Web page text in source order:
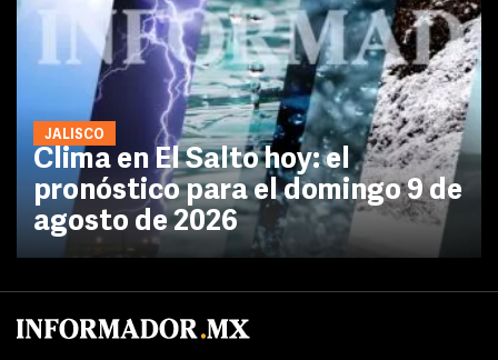
JALISCO
Clima en El Salto hoy: el
pronóstico para el domingo 9 de
agosto de 2026